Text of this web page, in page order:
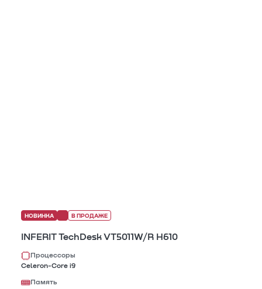
НОВИНКА В ПРОДАЖЕ
INFERIT TechDesk VT5011W/R H610
Процессоры
Celeron-Core i9
Память